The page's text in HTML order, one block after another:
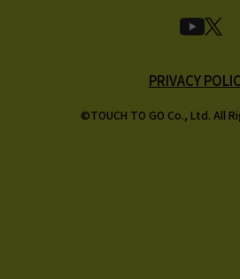
PRIVACY
©TOUCH TO GO Co., Ltd. All